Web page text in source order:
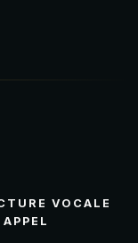
VOCALE